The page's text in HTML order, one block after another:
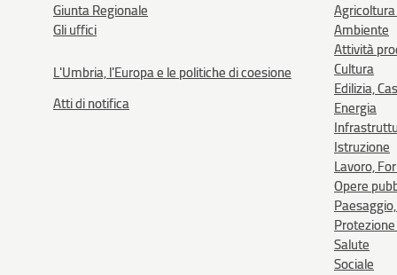
Giunta Regionale
Gli uffici
L'Umbria, l'Europa e le politiche di coesione
Atti di notifica
Ambiente
Attività
Cultura
Edilizia,
Energia
Istruzione
Lavoro,
Opere
Protezione
Salute
Sociale